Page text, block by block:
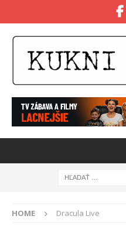
HOME Dracula Live